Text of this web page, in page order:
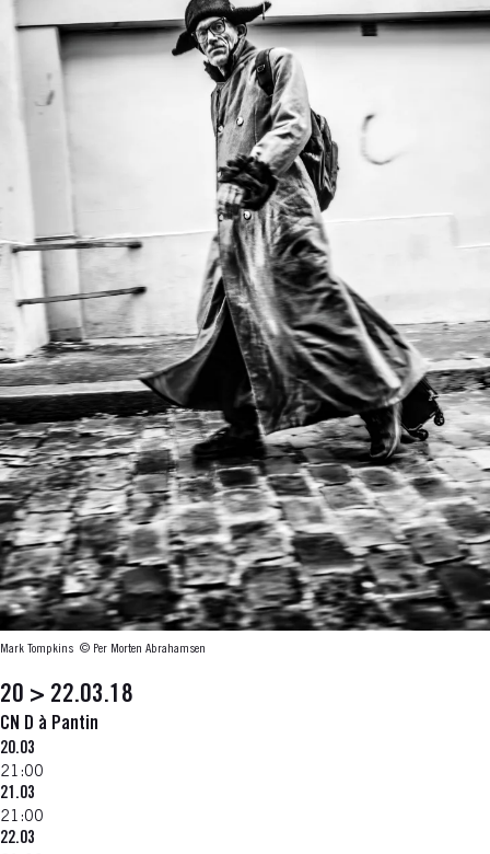
Mark Tompkins © Per Morten Abrahamsen
20 > 22.03.18
CN D à Pantin
20.03
21:00
21.03
21:00
22.03